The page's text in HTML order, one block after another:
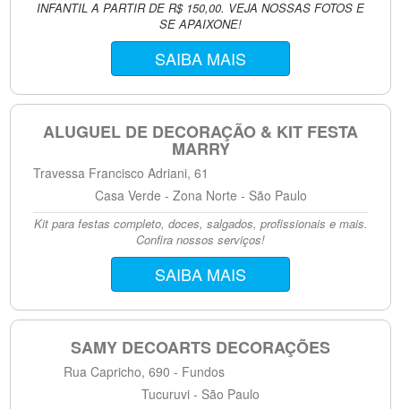
INFANTIL A PARTIR DE R$ 150,00. VEJA NOSSAS FOTOS E
SE APAIXONE!
SAIBA MAIS
ALUGUEL DE DECORAÇÃO & KIT FESTA
MARRY
Travessa Francisco Adriani, 61
Casa Verde - Zona Norte - São Paulo
Kit para festas completo, doces, salgados, profissionais e mais.
Confira nossos serviços!
SAIBA MAIS
SAMY DECOARTS DECORAÇÕES
Rua Capricho, 690 - Fundos
Tucuruvi - São Paulo